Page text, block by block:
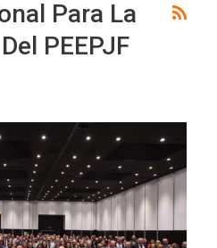
Para La
PEEPJF